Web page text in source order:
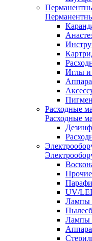
Иглы и
Расходные
Расходные
UV/
Лампы
Лампы